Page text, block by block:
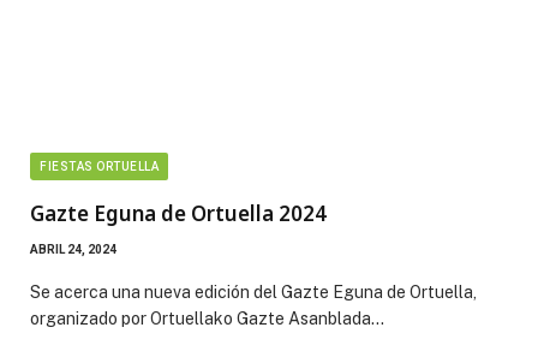
FIESTAS ORTUELLA
Gazte Eguna de Ortuella 2024
ABRIL 24, 2024
Se acerca una nueva edición del Gazte Eguna de Ortuella,
organizado por Ortuellako Gazte Asanblada…